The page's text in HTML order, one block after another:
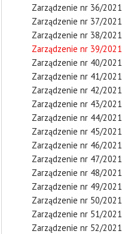
Zarządzenie nr 36/2021
Zarządzenie nr 37/2021
Zarządzenie nr 38/2021
Zarządzenie nr 39/2021
Zarządzenie nr 40/2021
Zarządzenie nr 41/2021
Zarządzenie nr 42/2021
Zarządzenie nr 43/2021
Zarządzenie nr 44/2021
Zarządzenie nr 45/2021
Zarządzenie nr 46/2021
Zarządzenie nr 47/2021
Zarządzenie nr 48/2021
Zarządzenie nr 49/2021
Zarządzenie nr 50/2021
Zarządzenie nr 51/2021
Zarządzenie nr 52/2021